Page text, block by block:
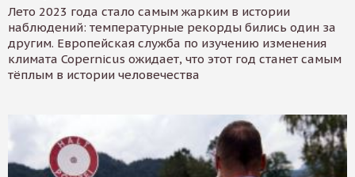
Лето 2023 года стало самым жарким в истории
наблюдений: температурные рекорды бились один за
другим. Европейская служба по изучению изменения
климата Copernicus ожидает, что этот год станет самым
тёплым в истории человечества